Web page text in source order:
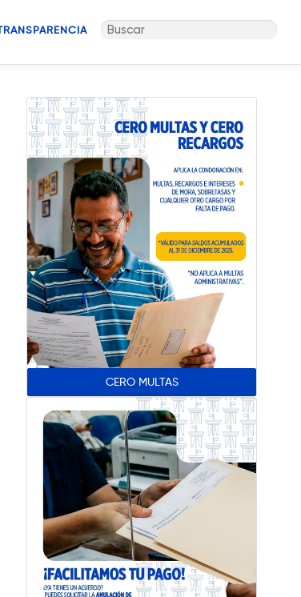
Buscar:
CERO MULTAS